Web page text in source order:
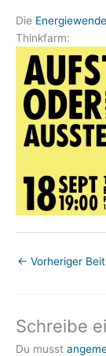
Die
Thinkfarm:
← Vorheriger
Schreibe
Du musst